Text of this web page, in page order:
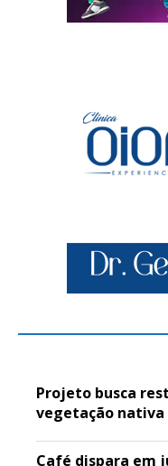
Projeto busca
vegetação nativa
Café dispara em